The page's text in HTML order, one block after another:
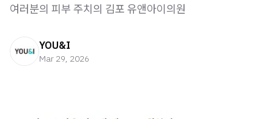
여러분의 피부 주치의 김포 유앤아이의원
YOU&I
Mar 29, 2026